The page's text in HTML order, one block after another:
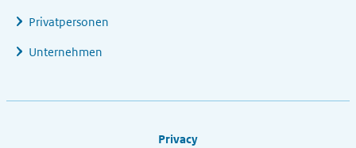
Privatpersonen
Unternehmen
Privacy